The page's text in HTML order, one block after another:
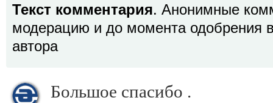
Текст комментария. Анонимные
модерацию и до момента одобрения
автора
Большое спасибо .